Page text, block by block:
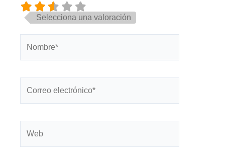
Selecciona una valoración
electrónico*